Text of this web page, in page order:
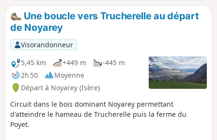
restes de villégiatures romantiques. Elle met
aussi en relief l'important contraste
topographique de la commune. Sentier n°11
des Sentiers de Chartreuse Occidentale. Ce
circuit peut aussi être parcouru à VTT.
Une boucle vers Trucherelle au départ
de Noyarey
Visorandonneur
5,45 km
+449 m
-445 m
2h 50
Moyenne
Départ à Noyarey (Isère)
Circuit dans le bois dominant Noyarey permettant
d'atteindre le hameau de Trucherelle puis la ferme du
Poyet.